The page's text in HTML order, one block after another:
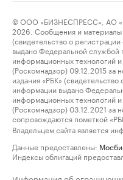
© ООО «БИЗНЕСПРЕСС», АО
2026. Сообщения и материалы
(свидетельство о
выдано Федеральной службой
информационных технологий
(Роскомнадзор) 09.12.2015
издания «РБК»
информации выдано
информационных технологий
(Роскомнадзор) 03.12.2021
сопровождаются пометкой
Владельцем сайта является
Данные предоставлены:
Индексы облигаций